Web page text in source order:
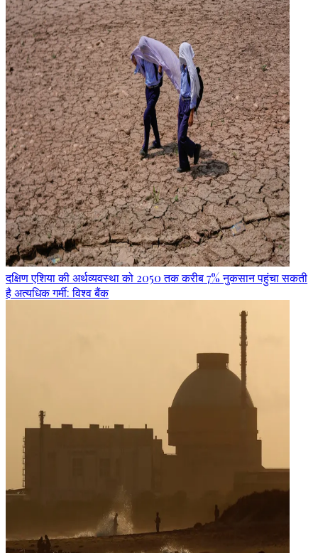
दक्षिण एशिया की अर्थव्यवस्था को 2050 तक करीब 7% नुकसान पहुंचा सकती
है अत्यधिक गर्मी: विश्व बैंक